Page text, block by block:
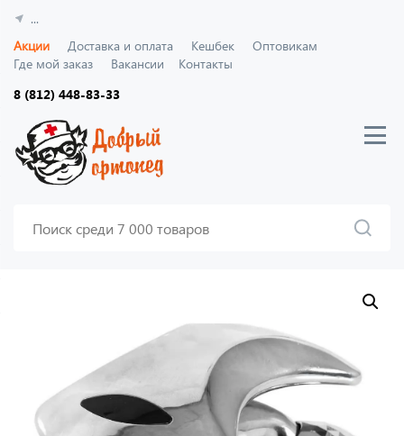
...
Акции
Доставка и оплата Кешбек
Оптовикам
Где мой заказ
Вакансии
Контакты
8 (812) 448-83-33